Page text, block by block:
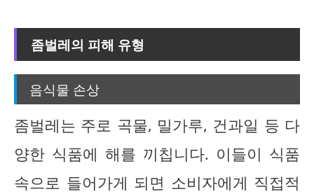
좀벌레의 피해 유형
음식물 손상
좀벌레는 주로 곡물, 밀가루, 건과일 등 다
양한 식품에 해를 끼칩니다. 이들이 식품
속으로 들어가게 되면 소비자에게 직접적